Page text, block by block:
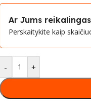
Ar Jums
Perskaitykite kaip
- +